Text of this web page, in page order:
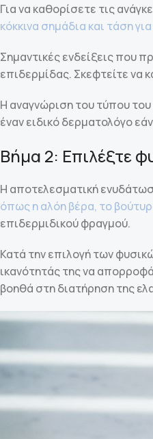
Για να καθορίσετε τις
κόκκινα σημάδια και τάση
Σημαντικές ενδείξεις που
επιδερμίδας. Σκεφτείτε να
Η αναγνώριση του τύπου του
έναν ειδικό δερματολόγο
Βήμα 2: Επιλέξτε
Η αποτελεσματική
όπως η αλόη βέρα, το
επιδερμιδικού φραγμού.
Κατά την επιλογή των
ικανότητάς της να
βοηθά στη διατήρηση της